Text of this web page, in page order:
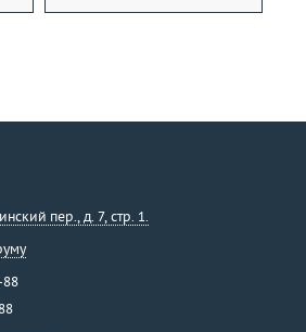
пер., д. 7, стр. 1.
88